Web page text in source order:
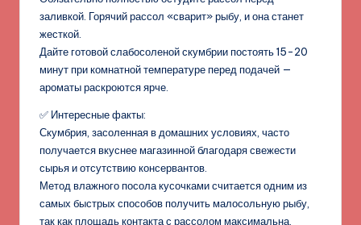
заливкой. Горячий рассол «сварит» рыбу, и она станет
жесткой.
Дайте готовой слабосоленой скумбрии постоять 15-20
минут при комнатной температуре перед подачей —
ароматы раскроются ярче.
✅ Интересные факты:
Скумбрия, засоленная в домашних условиях, часто
получается вкуснее магазинной благодаря свежести
сырья и отсутствию консервантов.
Метод влажного посола кусочками считается одним из
самых быстрых способов получить малосольную рыбу,
так как площадь контакта с рассолом максимальна.